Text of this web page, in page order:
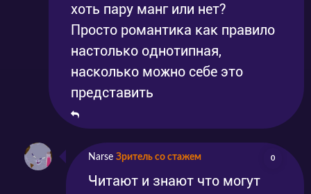
хоть пару манг или нет?
Просто романтика как правило
настолько однотипная,
насколько можно себе это
представить
Narse Зритель со стажем 0
Читают и знают что могут